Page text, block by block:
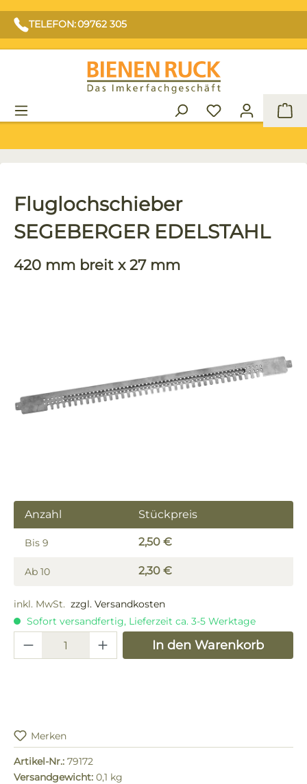
TELEFON: 09762 305
Fluglochschieber
SEGEBERGER EDELSTAHL
420 mm breit x 27 mm
Anzahl Stückpreis
Bis 9 2,50 €
Ab 10 2,30 €
inkl. MwSt. zzgl. Versandkosten
Sofort versandfertig, Lieferzeit ca. 3-5 Werktage
Produkt Anzahl: Gib denIn den Warenkorb
Merken
Artikel-Nr.: 79172
Versandgewicht: 0,1 kg